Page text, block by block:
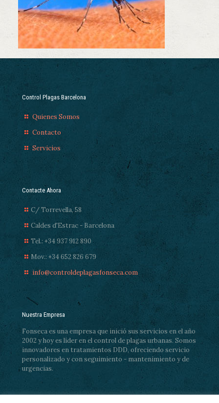
Control Plagas Barcelona
Quienes Somos
Contacto
Servicios
Contacte Ahora
C/ Torrevella, 58
Caldes d'Estrac - Barcelona
Tel.: +34 937 912 890
Mov.: +34 652 826 679
info@controldeplagasfonseca.com
Nuestra Empresa
Fonseca es una empresa que inició sus servicios en el año
2002 y hoy es líder en el control de plagas urbanas. Somos
innovadores en tratamientos DDD, ofreciendo servicio
personalizado y con seguimiento - mantenimiento y de
urgencias.